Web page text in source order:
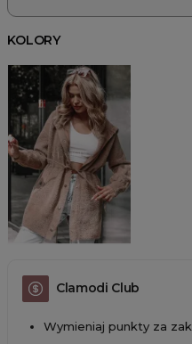
KOLORY
Clamodi Club
Wymieniaj punkty za